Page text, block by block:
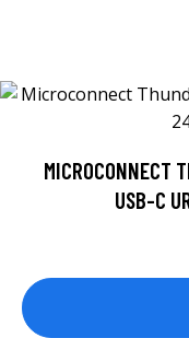
MICROCONNECT
USB-C